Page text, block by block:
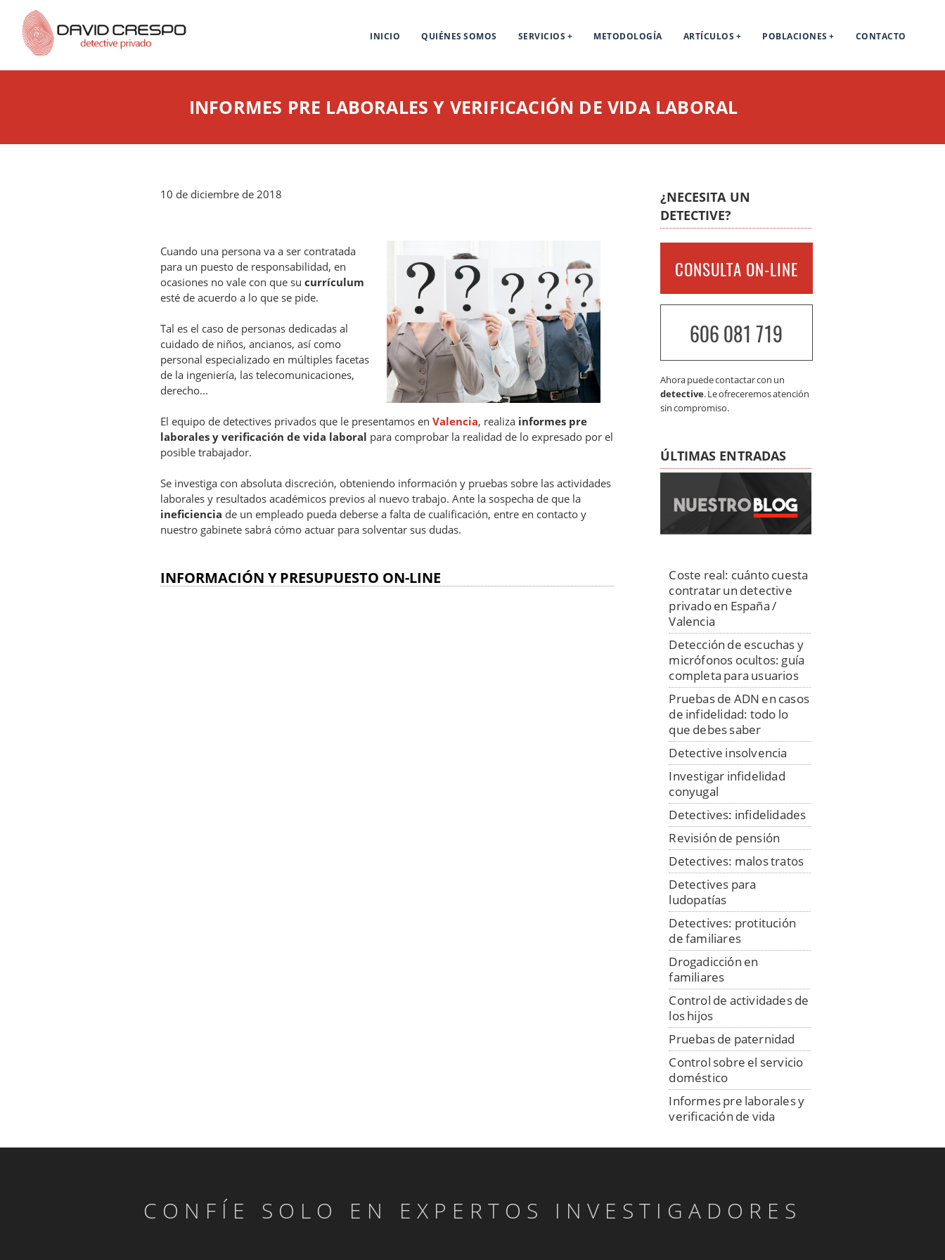
INICIO QUIÉNES SOMOS SERVICIOS METODOLOGÍA ARTÍCULOS POBLACIONES CONTACTO
INFORMES PRE LABORALES Y VERIFICACIÓN DE VIDA LABORAL
10 de diciembre de 2018
Cuando una persona va a ser contratada
para un puesto de responsabilidad, en
ocasiones no vale con que su currículum
esté de acuerdo a lo que se pide.
Tal es el caso de personas dedicadas al
cuidado de niños, ancianos, así como
personal especializado en múltiples facetas
de la ingeniería, las telecomunicaciones,
derecho...
El equipo de detectives privados que le presentamos en Valencia, realiza informes pre
laborales y verificación de vida laboral para comprobar la realidad de lo expresado por el
posible trabajador.
Se investiga con absoluta discreción, obteniendo información y pruebas sobre las actividades
laborales y resultados académicos previos al nuevo trabajo. Ante la sospecha de que la
ineficiencia de un empleado pueda deberse a falta de cualificación, entre en contacto y
nuestro gabinete sabrá cómo actuar para solventar sus dudas.
INFORMACIÓN Y PRESUPUESTO ON-LINE
¿NECESITA UN
DETECTIVE?
CONSULTA ON-LINE
606 081 719
Ahora puede contactar con un
detective. Le ofreceremos atención
sin compromiso.
ÚLTIMAS ENTRADAS
Coste real: cuánto cuesta
contratar un detective
privado en España /
Valencia
Detección de escuchas y
micrófonos ocultos: guía
completa para usuarios
Pruebas de ADN en casos
de infidelidad: todo lo
que debes saber
Detective insolvencia
Investigar infidelidad
conyugal
Detectives: infidelidades
Revisión de pensión
Detectives: malos tratos
Detectives para
ludopatías
Detectives: protitución
de familiares
Drogadicción en
familiares
Control de actividades de
los hijos
Pruebas de paternidad
Control sobre el servicio
doméstico
Informes pre laborales y
verificación de vida
mutuas y aseguradoras
CONFÍE SOLO EN EXPERTOS INVESTIGADORES